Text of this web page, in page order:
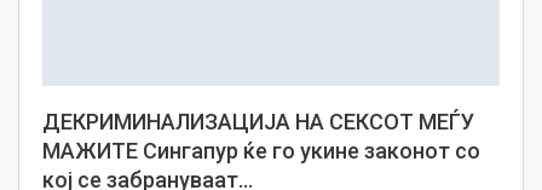
ДЕКРИМИНАЛИЗАЦИЈА НА СЕКСОТ МЕЃУ
МАЖИТЕ Сингапур ќе го укине законот со
кој се забрануваат…